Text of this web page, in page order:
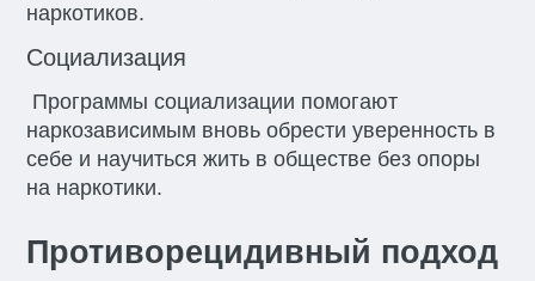
наркотиков.
Социализация
Программы социализации помогают
наркозависимым вновь обрести уверенность в
себе и научиться жить в обществе без опоры
на наркотики.
Противорецидивный подход